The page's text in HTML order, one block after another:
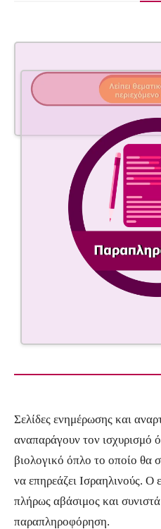
Σελίδες ενημέρωσης και
αναπαράγουν τον ισχυρισμό
βιολογικό όπλο το οποίο θα
να επηρεάζει Ισραηλινούς. Ο
πλήρως αβάσιμος και
παραπληροφόρηση.